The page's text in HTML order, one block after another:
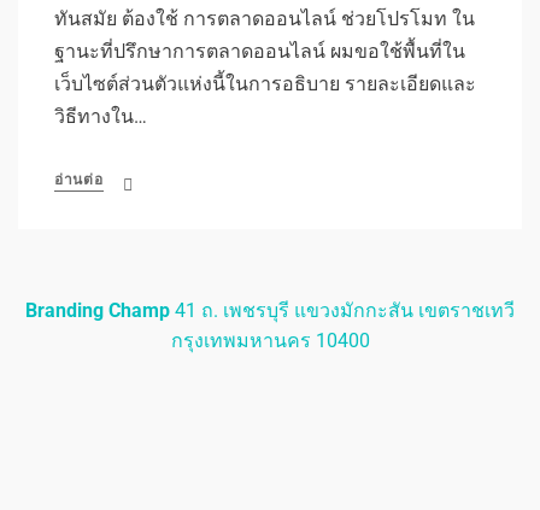
ทันสมัย ต้องใช้ การตลาดออนไลน์ ช่วยโปรโมท ใน
ฐานะที่ปรึกษาการตลาดออนไลน์ ผมขอใช้พื้นที่ใน
เว็บไซต์ส่วนตัวแห่งนี้ในการอธิบาย รายละเอียดและ
วิธีทางใน…
อ่านต่อ
Branding Champ 41 ถ. เพชรบุรี แขวงมักกะสัน เขตราชเทวี
กรุงเทพมหานคร 10400